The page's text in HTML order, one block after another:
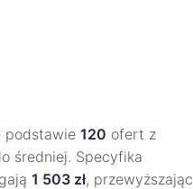
podstawie 120 ofert z
średniej. Specyfika
1 503 zł, przewyższając